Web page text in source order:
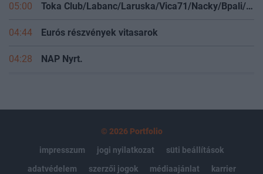
05:00 Toka Club/Labanc/Laruska/Vica71/Nacky/Bpali/Oldrider/Josefernando/Mcbull/Kawaszabi
04:44 Eurós részvények vitasarok
04:28 NAP Nyrt.
© 2026 Portfolio
impresszum
jogi nyilatkozat
süti beállítások
adatvédelem
szerzői jogok médiaajánlat karrier